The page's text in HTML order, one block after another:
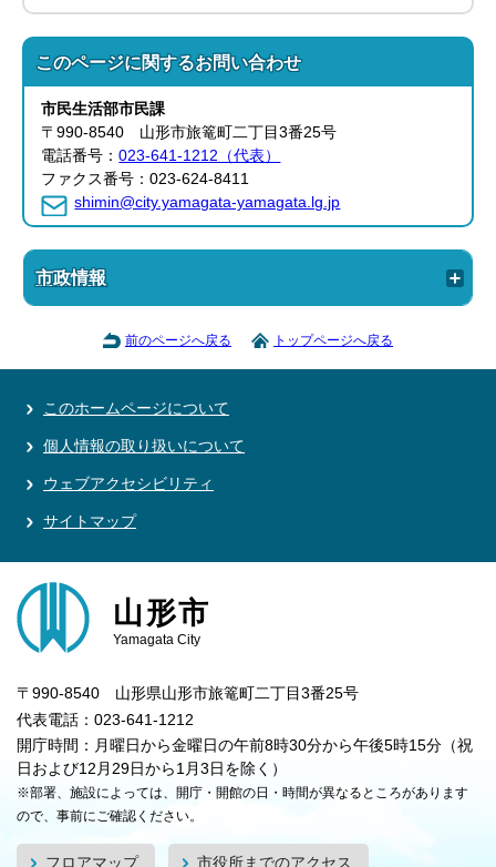
このページに関するお問い合わせ
市民生活部市民課
〒990-8540 山形市旅篭町二丁目3番25号
電話番号：023-641-1212（代表）
ファクス番号：023-624-8411
shimin@city.yamagata-yamagata.lg.jp
市政情報
前のページへ戻る トップページへ戻る
このホームページについて
個人情報の取り扱いについて
ウェブアクセシビリティ
サイトマップ
山形市
Yamagata City
〒990-8540 山形県山形市旅篭町二丁目3番25号
代表電話：023-641-1212
開庁時間：月曜日から金曜日の午前8時30分から午後5時15分（祝
日および12月29日から1月3日を除く）
※部署、施設によっては、開庁・開館の日・時間が異なるところがあります
ので、事前にご確認ください。
フロアマップ 市役所までのアクセス